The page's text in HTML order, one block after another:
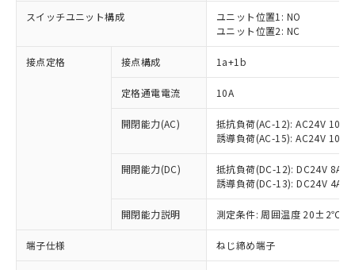
スイッチユニット構成
ユニット位置1: NO
ユニット位置2: NC
接点定格 接点構成 1a+1b
定格通電電流 10A
開閉能力(AC)
抵抗負荷(AC-12): AC24V 10A/
誘導負荷(AC-15): AC24V
開閉能力(DC)
抵抗負荷(DC-12): DC24V 8A/
誘導負荷(DC-13): DC24V 4A/
開閉能力説明 測定条件: 周囲温度 20±2℃、
端子仕様 ねじ締め端子
対応済み：EU RoHS指令（10物質）の
非含有に対応した製品が提供可能な商品で